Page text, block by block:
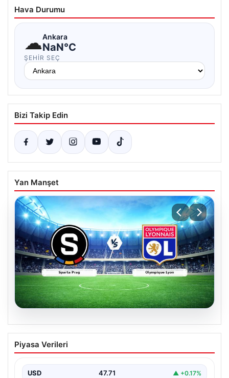
Hava Durumu
☁Ankara
NaN°C
ŞEHIR SEÇ
Bizi Takip Edin
Yan Manşet
04.08.2026
CANLI | Sparta Prag – Olympique Lyon
Canlı Maç Anlatımı
Piyasa Verileri
USD 47.71 ▲ +0.17%